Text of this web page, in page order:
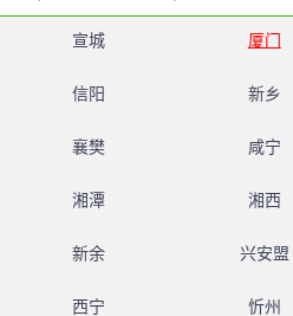
宣城 厦门
信阳 新乡
襄樊 咸宁
湘潭 湘西
新余 兴安盟
西宁 忻州